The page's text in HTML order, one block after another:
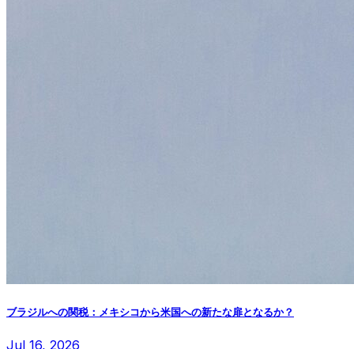
ブラジルへの関税：メキシコから米国への新たな扉となるか？
Jul 16, 2026